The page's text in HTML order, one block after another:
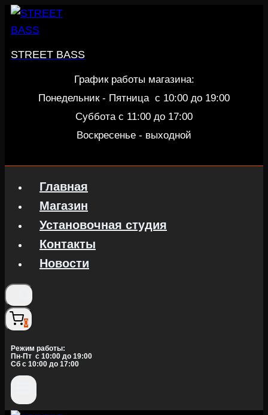
Перейти
STREET BASS
График работы магазина:
Понедельник - Пятница c 10:00 до 19:00
Суббота с 11:00 до 17:00
Воскресенье - выходной
Главная
Магазин
Установочная студия
Контакты
Новости
0
Режим работы:
Пн-Пт c 10:00 до 19:00
Сб с 10:00 до 17:00